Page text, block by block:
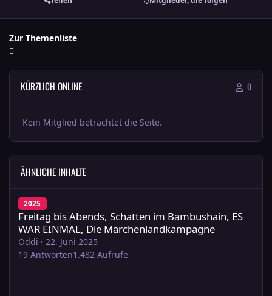
Zur Themenliste
KÜRZLICH ONLINE 0
Kein Mitglied betrachtet die Seite.
ÄHNLICHE INHALTE
Freitag bis Abends, Schatten im Bambushain, ES WAR
2025
Freitag bis Abends, Schatten im Bambushain, ES
WAR EINMAL, Die Märchenlandkampagne
Oddi · 22. Juni 2025
19 Antworten1.482 Aufrufe